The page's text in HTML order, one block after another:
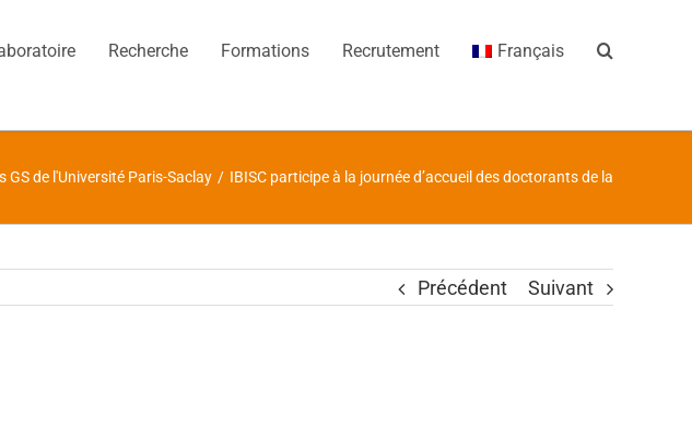
Recherche Formations Recrutement Français
GS de l'Université Paris-Saclay / IBISC participe à la journée d’accueil des doctorants de la Graduate
Précédent Suivant